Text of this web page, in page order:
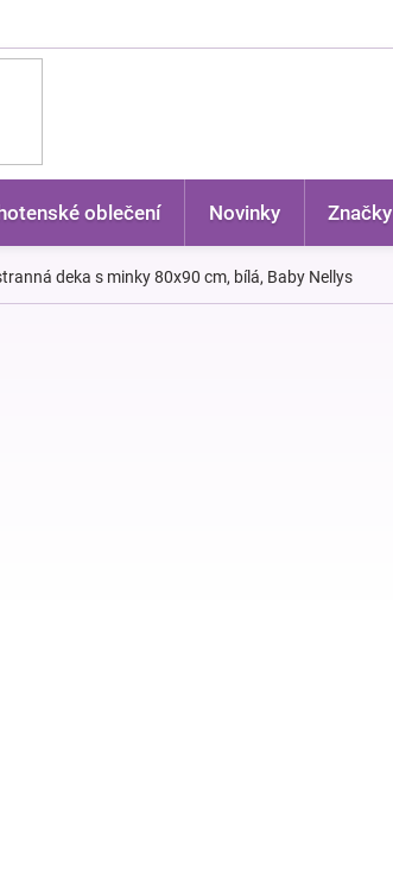
oblečení Novinky Značky
deka s minky 80x90 cm, bílá, Baby Nellys